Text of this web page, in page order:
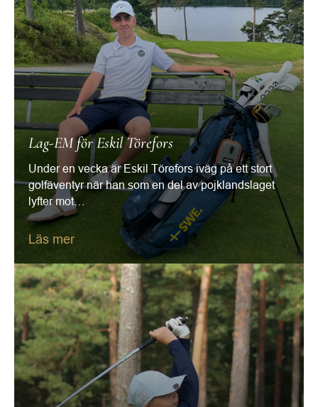
Lag-EM för Eskil Törefors
Under en vecka är Eskil Törefors iväg på ett stort
golfäventyr när han som en del av pojklandslaget
lyfter mot…
Läs mer